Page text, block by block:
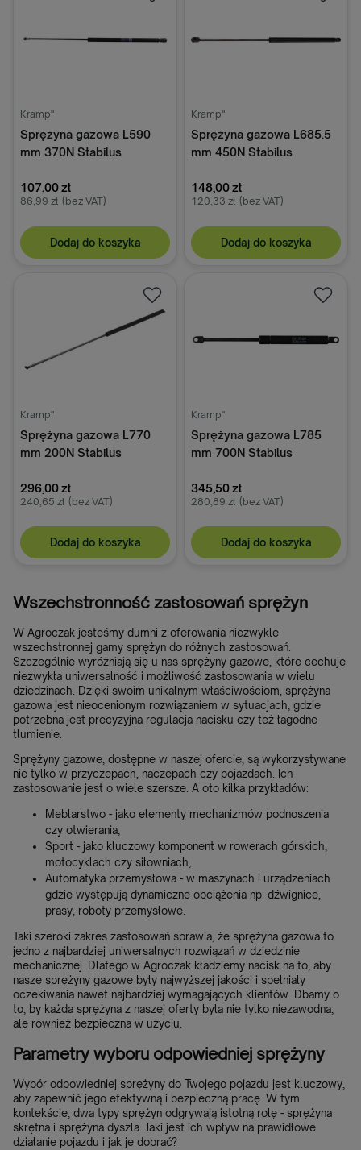
Kramp"
Sprężyna gazowa L590
mm 370N Stabilus
107,00 zł
86,99 zł (bez VAT)
Dodaj do koszyka
Kramp"
Sprężyna gazowa L685.5
mm 450N Stabilus
148,00 zł
120,33 zł (bez VAT)
Dodaj do koszyka
Kramp"
Sprężyna gazowa L770
mm 200N Stabilus
296,00 zł
240,65 zł (bez VAT)
Dodaj do koszyka
Kramp"
Sprężyna gazowa L785
mm 700N Stabilus
345,50 zł
280,89 zł (bez VAT)
Dodaj do koszyka
Wszechstronność zastosowań sprężyn
W Agroczak jesteśmy dumni z oferowania niezwykle
wszechstronnej gamy sprężyn do różnych zastosowań.
Szczególnie wyróżniają się u nas sprężyny gazowe, które cechuje
niezwykła uniwersalność i możliwość zastosowania w wielu
dziedzinach. Dzięki swoim unikalnym właściwościom, sprężyna
gazowa jest nieocenionym rozwiązaniem w sytuacjach, gdzie
potrzebna jest precyzyjna regulacja nacisku czy też łagodne
tłumienie.
Sprężyny gazowe, dostępne w naszej ofercie, są wykorzystywane
nie tylko w przyczepach, naczepach czy pojazdach. Ich
zastosowanie jest o wiele szersze. A oto kilka przykładów:
Meblarstwo - jako elementy mechanizmów podnoszenia
czy otwierania,
Sport - jako kluczowy komponent w rowerach górskich,
motocyklach czy siłowniach,
Automatyka przemysłowa - w maszynach i urządzeniach
gdzie występują dynamiczne obciążenia np. dźwignice,
prasy, roboty przemysłowe.
Taki szeroki zakres zastosowań sprawia, że sprężyna gazowa to
jedno z najbardziej uniwersalnych rozwiązań w dziedzinie
mechanicznej. Dlatego w Agroczak kładziemy nacisk na to, aby
nasze sprężyny gazowe były najwyższej jakości i spełniały
oczekiwania nawet najbardziej wymagających klientów. Dbamy o
to, by każda sprężyna z naszej oferty była nie tylko niezawodna,
ale również bezpieczna w użyciu.
Parametry wyboru odpowiedniej sprężyny
Wybór odpowiedniej sprężyny do Twojego pojazdu jest kluczowy,
aby zapewnić jego efektywną i bezpieczną pracę. W tym
kontekście, dwa typy sprężyn odgrywają istotną rolę - sprężyna
skrętna i sprężyna dyszla. Jaki jest ich wpływ na prawidłowe
działanie pojazdu i jak je dobrać?